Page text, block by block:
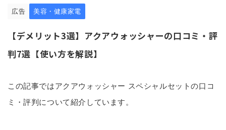
広告 美容・健康家電
【デメリット3選】アクアウォッシャーの口コミ・評
判7選【使い方を解説】
この記事ではアクアウォッシャー スペシャルセットの口コ
ミ・評判について紹介しています。